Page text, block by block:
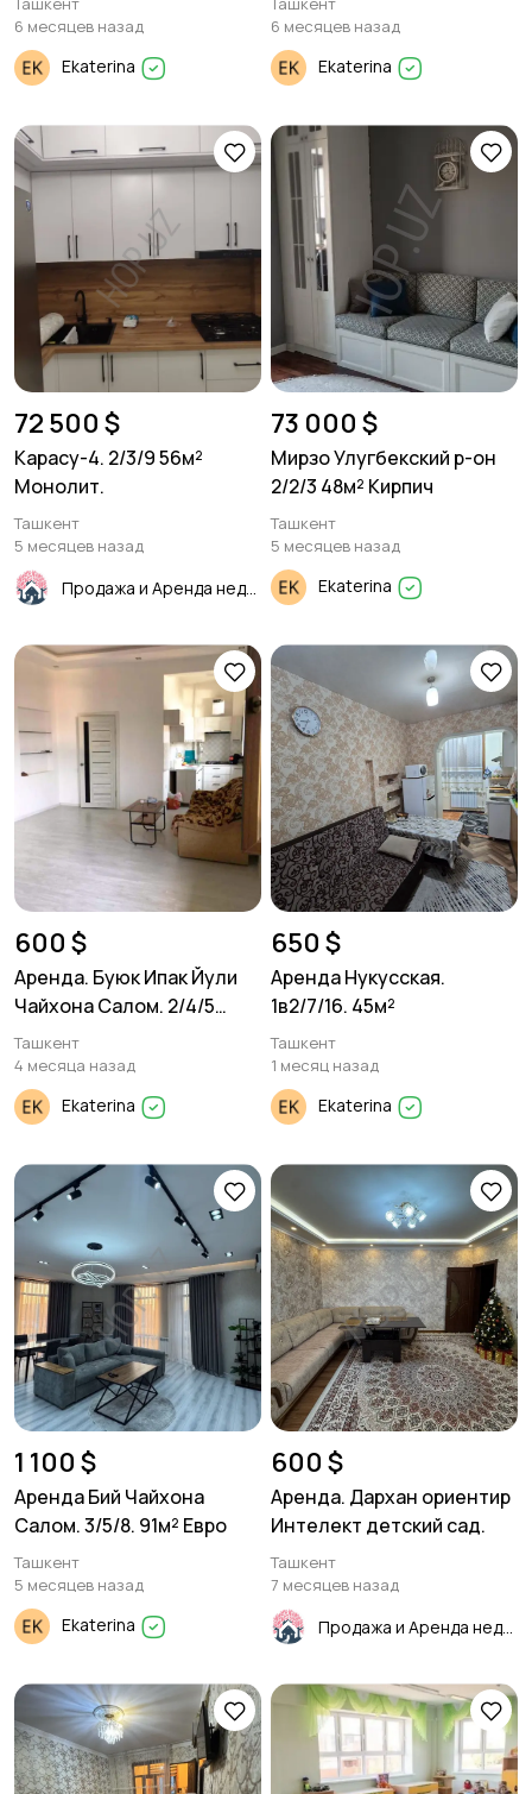
6 месяцев назад
Ekaterina
6 месяцев назад
Ekaterina
72 500 $
Карасу-4. 2/3/9 56м²
Монолит.
Ташкент
5 месяцев назад
73 000 $
Мирзо Улугбекский р-он
2/2/3 48м² Кирпич
Ташкент
5 месяцев назад
Ekaterina
600 $
Аренда. Буюк Ипак Йули
Чайхона Салом. 2/4/5
60м².
Ташкент
4 месяца назад
Ekaterina
650 $
Аренда Нукусская.
1в2/7/16. 45м²
Ташкент
1 месяц назад
Ekaterina
1 100 $
Аренда Бий Чайхона
Салом. 3/5/8. 91м² Евро
Ташкент
5 месяцев назад
Ekaterina
600 $
Аренда. Дархан ориентир
Интелект детский сад.
Ташкент
7 месяцев назад